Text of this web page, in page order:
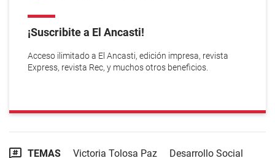
¡Suscribite a El Ancasti!
Acceso ilimitado a El Ancasti, edición impresa, revista
Express, revista Rec, y muchos otros beneficios.
TEMAS Victoria Tolosa Paz Desarrollo Social